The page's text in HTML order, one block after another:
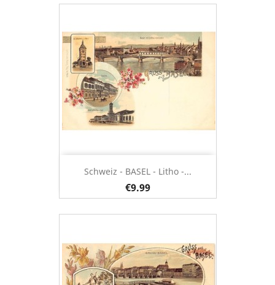
Schweiz - BASEL - Litho -...
€9.99